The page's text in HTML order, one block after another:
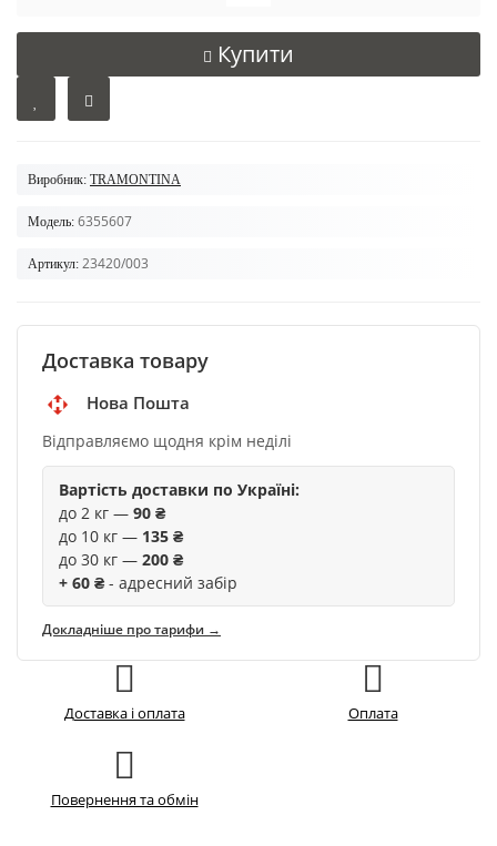
Купити
Виробник: TRAMONTINA
Модель: 6355607
Артикул: 23420/003
Доставка товару
Нова Пошта
Відправляємо щодня крім неділі
Вартість доставки по Україні:
до 2 кг — 90 ₴
до 10 кг — 135 ₴
до 30 кг — 200 ₴
+ 60 ₴ - адресний забір
Докладніше про тарифи →
Доставка і оплата Оплата
Повернення та обмін